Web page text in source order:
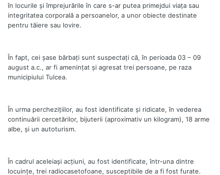
în locurile şi împrejurările în care s-ar putea primejdui viaţa sau
integritatea corporală a persoanelor, a unor obiecte destinate
pentru tăiere sau lovire.
În fapt, cei şase bărbaţi sunt suspectaţi că, în perioada 03 – 09
august a.c., ar fi ameninţat şi agresat trei persoane, pe raza
municipiului Tulcea.
În urma percheziţiilor, au fost identificate şi ridicate, în vederea
continuării cercetărilor, bijuterii (aproximativ un kilogram), 18 arme
albe, şi un autoturism.
În cadrul aceleiaşi acţiuni, au fost identificate, într-una dintre
locuinţe, trei radiocasetofoane, susceptibile de a fi fost furate.